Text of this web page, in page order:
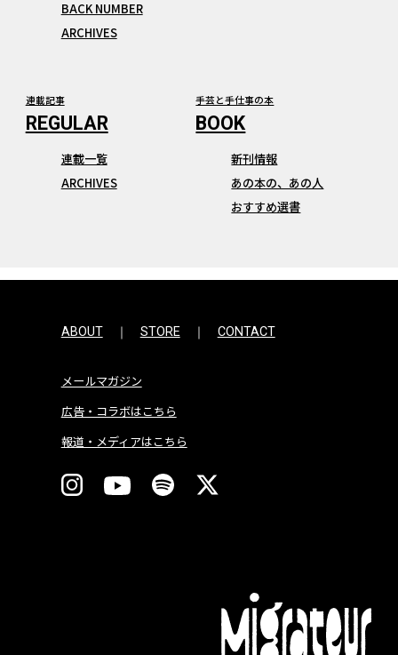
BACK NUMBER
ARCHIVES
連載記事
連載一覧
ARCHIVES
手芸と手仕事の本
新刊情報
あの本の、あの人
おすすめ選書
ABOUT STORE CONTACT
メールマガジン
広告・コラボはこちら
報道・メディアはこちら